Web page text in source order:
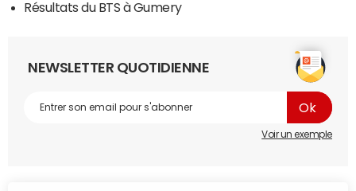
Résultats du BTS à Gumery
NEWSLETTER QUOTIDIENNE
Voir un exemple